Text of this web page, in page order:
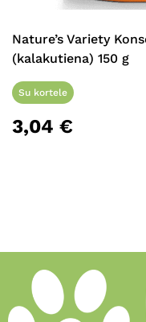
Nature’s Variety
(kalakutiena) 150 g
Su kortele
3,04 €